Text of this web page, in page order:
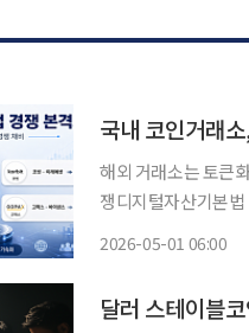
국내 코인거래
해외 거래소는 토큰
쟁디지털자산기본법 따라 멀티에
2026-05-01 06:00
달러 스테이블